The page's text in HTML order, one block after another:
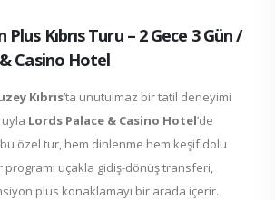
Kıbrıs Turu – 2 Gece 3 Gün /
Casino Hotel
Kıbrıs’ta unutulmaz bir tatil deneyimi
Lords Palace & Casino Hotel’de
bu özel tur, hem dinlenme hem keşif dolu
uçakla gidiş-dönüş transferi,
plus konaklamayı bir arada içerir.